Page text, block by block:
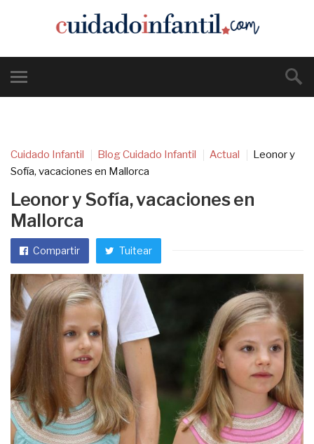
Cuidado Infantil Blog Cuidado Infantil Actual
Leonor y
Sofía, vacaciones en Mallorca
Leonor y Sofía, vacaciones en
Mallorca
Compartir Tuitear